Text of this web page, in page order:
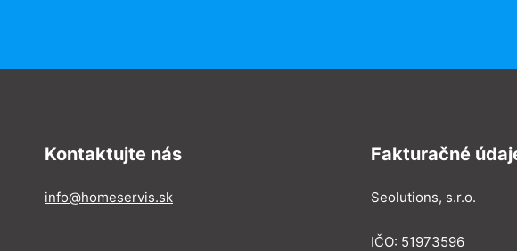
Kontaktujte nás
info@homeservis.sk
Fakturačné
Seolutions, s.r.o.
IČO: 51973596